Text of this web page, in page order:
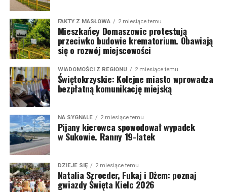
FAKTY Z MASŁOWA 2 miesiące temu
Mieszkańcy Domaszowic protestują
przeciwko budowie krematorium. Obawiają
się o rozwój miejscowości
WIADOMOŚCI Z REGIONU 2 miesiące temu
Świętokrzyskie: Kolejne miasto wprowadza
bezpłatną komunikację miejską
NA SYGNALE 2 miesiące temu
Pijany kierowca spowodował wypadek
w Sukowie. Ranny 19-latek
DZIEJE SIĘ 2 miesiące temu
Natalia Szroeder, Fukaj i Dżem: poznaj
gwiazdy Święta Kielc 2026